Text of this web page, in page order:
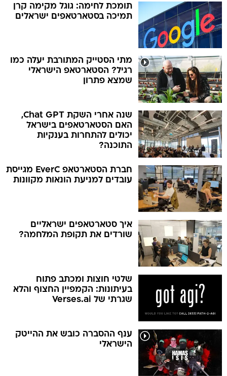
תומכת לחימה: גוגל מקימה קרן
תמיכה בסטארטאפים ישראלים
מתי הסטייק המתורבת יעלה כמו
רגיל? הסטארטאפ הישראלי
שמצא פתרון
שנה אחרי השקת Chat GPT,
האם הסטארטאפים בישראל
יכולים להתחרות בענקיות
התוכנה?
חברת הסטארטאפ EverC מגייסת
עובדים למניעת הונאות מקוונות
איך סטארטאפים ישראליים
שורדים את תקופת המלחמה?
שלטי חוצות ומכתב פתוח
בעיתונות: הקמפיין החצוף והלא
שגרתי של Verses.ai
ענף ההסברה כובש את ההייטק
הישראלי